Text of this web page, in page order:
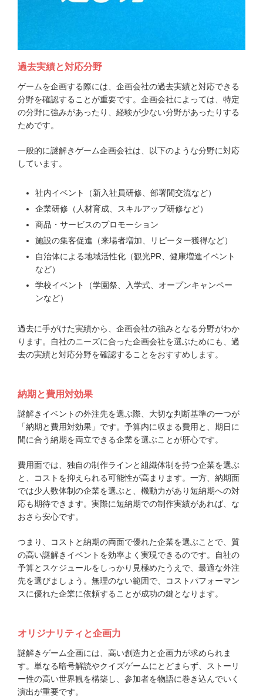
過去実績と対応分野
ゲームを企画する際には、企画会社の過去実績と対応できる
分野を確認することが重要です。企画会社によっては、特定
の分野に強みがあったり、経験が少ない分野があったりする
ためです。
一般的に謎解きゲーム企画会社は、以下のような分野に対応
しています。
社内イベント（新入社員研修、部署間交流など）
企業研修（人材育成、スキルアップ研修など）
商品・サービスのプロモーション
施設の集客促進（来場者増加、リピーター獲得など）
自治体による地域活性化（観光PR、健康増進イベント
など）
学校イベント（学園祭、入学式、オープンキャンペー
ンなど）
過去に手がけた実績から、企画会社の強みとなる分野がわか
ります。自社のニーズに合った企画会社を選ぶためにも、過
去の実績と対応分野を確認することをおすすめします。
納期と費用対効果
謎解きイベントの外注先を選ぶ際、大切な判断基準の一つが
「納期と費用対効果」です。予算内に収まる費用と、期日に
間に合う納期を両立できる企業を選ぶことが肝心です。
費用面では、独自の制作ラインと組織体制を持つ企業を選ぶ
と、コストを抑えられる可能性が高まります。一方、納期面
では少人数体制の企業を選ぶと、機動力があり短納期への対
応も期待できます。実際に短納期での制作実績があれば、な
おさら安心です。
つまり、コストと納期の両面で優れた企業を選ぶことで、質
の高い謎解きイベントを効率よく実現できるのです。自社の
予算とスケジュールをしっかり見極めたうえで、最適な外注
先を選びましょう。無理のない範囲で、コストパフォーマン
スに優れた企業に依頼することが成功の鍵となります。
オリジナリティと企画力
謎解きゲーム企画には、高い創造力と企画力が求められま
す。単なる暗号解読やクイズゲームにとどまらず、ストーリ
ー性の高い世界観を構築し、参加者を物語に巻き込んでいく
演出が重要です。